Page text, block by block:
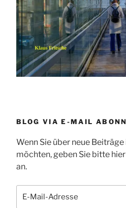
BLOG VIA E-MAIL
Wenn Sie über neue
möchten, geben Sie bitte
an.
Mail-